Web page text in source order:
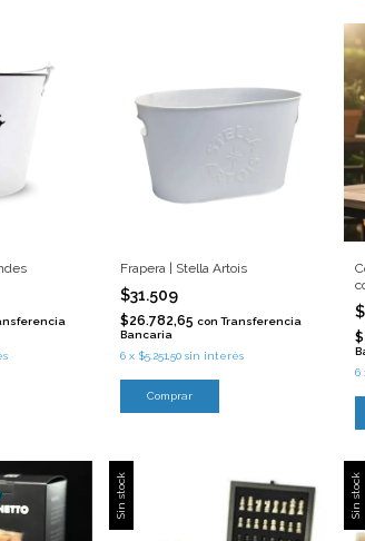
Frapera | Stella Artois
$31.509
$26.782,65 con Transferencia
Bancaria
6 x $5.251,50 sin interés
6
Sin stock Sin stock